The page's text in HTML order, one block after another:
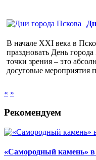
В начале XXI века в
праздновать День
точки зрения – это
досуговые мероприятия
« »
Рекомендуем
«Самородный камень» в